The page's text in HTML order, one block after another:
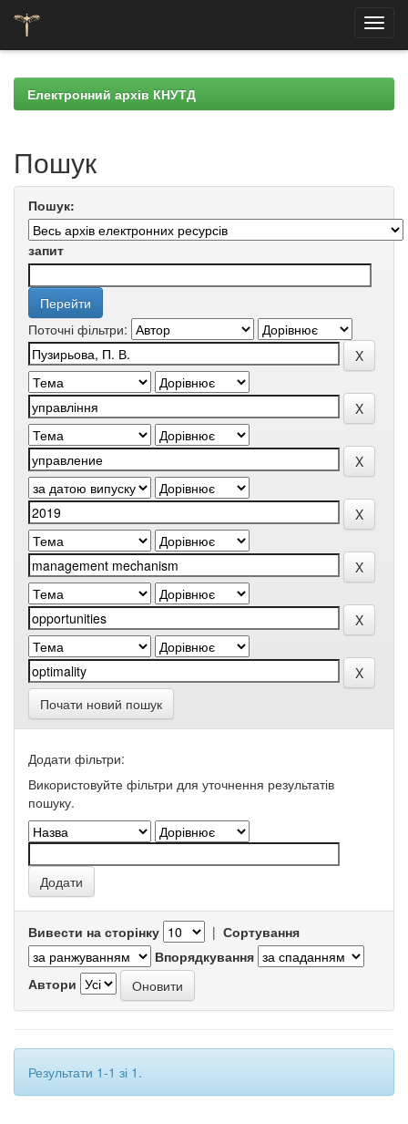
navigationЕлектронний архів КНУТД
Пошук
Пошук:
запит
Поточні фільтри:
Почати новий пошук
Додати фільтри:
Використовуйте фільтри для уточнення результатів
пошуку.
Вивести на сторінку | Сортування
Впорядкування
Автори
Результати 1-1 зі 1.